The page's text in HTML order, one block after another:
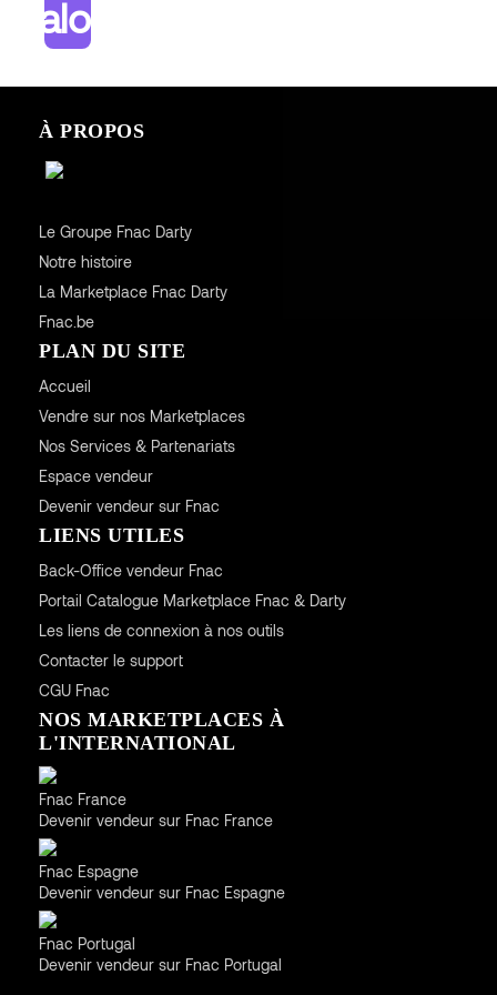
À PROPOS
Le Groupe Fnac Darty
Notre histoire
La Marketplace Fnac Darty
Fnac.be
PLAN DU SITE
Accueil
Vendre sur nos Marketplaces
Nos Services & Partenariats
Espace vendeur
Devenir vendeur sur Fnac
LIENS UTILES
Back-Office vendeur Fnac
Portail Catalogue Marketplace Fnac & Darty
Les liens de connexion à nos outils
Contacter le support
CGUFnac
NOS MARKETPLACES À
L'INTERNATIONAL
Fnac France
Devenir vendeur sur Fnac France
Fnac Espagne
Devenir vendeur sur Fnac Espagne
Fnac Portugal
Devenir vendeur sur Fnac Portugal